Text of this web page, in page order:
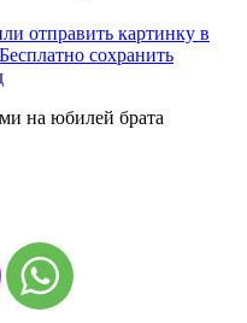
отправить картинку в
сохранить